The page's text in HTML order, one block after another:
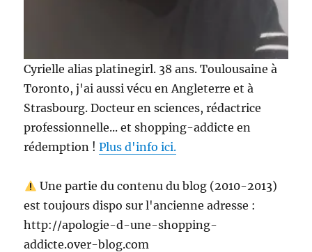
Cyrielle alias platinegirl. 38 ans. Toulousaine à
Toronto, j'ai aussi vécu en Angleterre et à
Strasbourg. Docteur en sciences, rédactrice
professionnelle... et shopping-addicte en
rédemption !Plus d'info ici.
Une partie du contenu du blog (2010-2013)
est toujours dispo sur l'ancienne adresse :
http://apologie-d-une-shopping-
addicte.over-blog.com